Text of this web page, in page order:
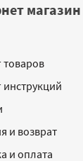
магазин
товаров
инструкций
и возврат
и оплата